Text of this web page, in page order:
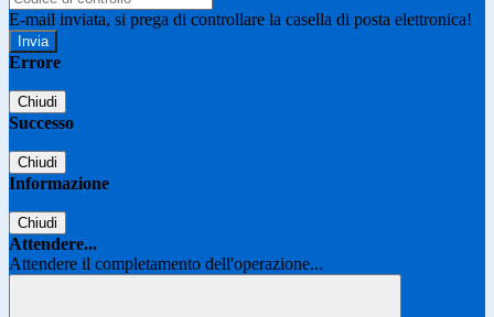
E-mail inviata, si prega di controllare la casella di posta elettronica!
Errore
Chiudi
Successo
Chiudi
Informazione
Chiudi
Attendere...
Attendere il completamento dell'operazione...